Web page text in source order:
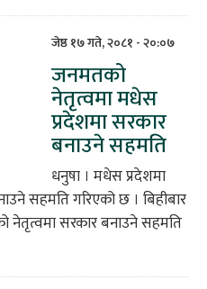
जेष्ठ १७ गते, २०८१ - २०:०७
जनमतको
नेतृत्वमा मधेस
प्रदेशमा सरकार
बनाउने सहमति
धनुषा । मधेस प्रदेशमा
सहमति गरिएको छ । बिहीबार
सरकार बनाउने सहमति